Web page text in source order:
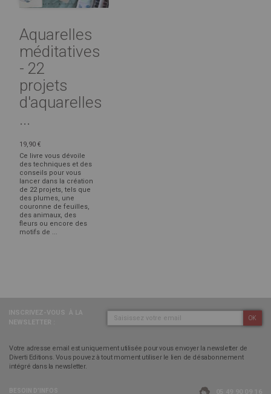
Aquarelles
méditatives
- 22
projets
d'aquarelles
...
19,90 €
Ce livre vous dévoile
des techniques et des
conseils pour vous
lancer dans la création
de 22 projets, tels que
des plumes, une
couronne de feuilles,
des animaux, des
fleurs ou encore des
motifs de ...
OK
Votre adresse email est uniquement utilisée pour vous envoyer la newsletter de
Diverti Editions. Vous pouvez à tout moment utiliser le lien de désabonnement
intégré dans la newsletter.